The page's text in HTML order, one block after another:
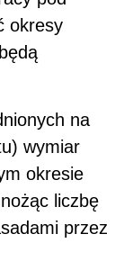
okresy
na
wymiar
okresie
liczbę
przez